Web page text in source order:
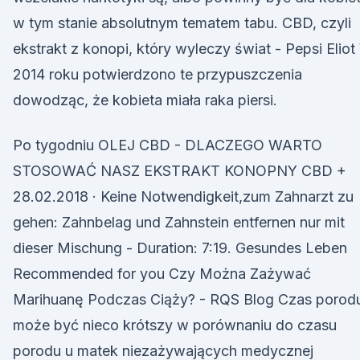
w tym stanie absolutnym tematem tabu. CBD, czyli
ekstrakt z konopi, który wyleczy świat - Pepsi Eliot
2014 roku potwierdzono te przypuszczenia
dowodząc, że kobieta miała raka piersi.
Po tygodniu OLEJ CBD - DLACZEGO WARTO
STOSOWAĆ NASZ EKSTRAKT KONOPNY CBD +
28.02.2018 · Keine Notwendigkeit,zum Zahnarzt zu
gehen: Zahnbelag und Zahnstein entfernen nur mit
dieser Mischung - Duration: 7:19. Gesundes Leben
Recommended for you Czy Można Zażywać
Marihuanę Podczas Ciąży? - RQS Blog Czas
może być nieco krótszy w porównaniu do czasu
porodu u matek niezażywających medycznej